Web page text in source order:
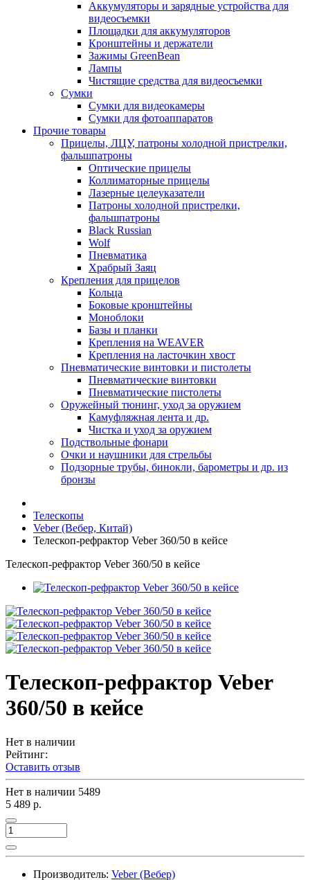
Аккумуляторы и зарядные устройства для
видеосъемки
Площадки для аккумуляторов
Кронштейны и держатели
Зажимы GreenBean
Лампы
Чистящие средства для видеосъемки
Сумки
Сумки для видеокамеры
Сумки для фотоаппаратов
Прочие товары
Прицелы, ЛЦУ, патроны холодной пристрелки,
фальшпатроны
Оптические прицелы
Коллиматорные прицелы
Лазерные целеуказатели
Патроны холодной пристрелки,
фальшпатроны
Black Russian
Wolf
Пневматика
Храбрый Заяц
Крепления для прицелов
Кольца
Боковые кронштейны
Моноблоки
Базы и планки
Крепления на WEAVER
Крепления на ласточкин хвост
Пневматические винтовки и пистолеты
Пневматические винтовки
Пневматические пистолеты
Оружейный тюнинг, уход за оружием
Камуфляжная лента и др.
Чистка и уход за оружием
Подствольные фонари
Очки и наушники для стрельбы
Подзорные трубы, бинокли, барометры и др. из
бронзы
Телескопы
Veber (Вебер, Китай)
Телескоп-рефрактор Veber 360/50 в кейсе
Телескоп-рефрактор Veber 360/50 в кейсе
Телескоп-рефрактор Veber
360/50 в кейсе
Нет в наличии
Рейтинг:
Оставить отзыв
Нет в наличии 5489
5 489 р.
Производитель: Veber (Вебер)